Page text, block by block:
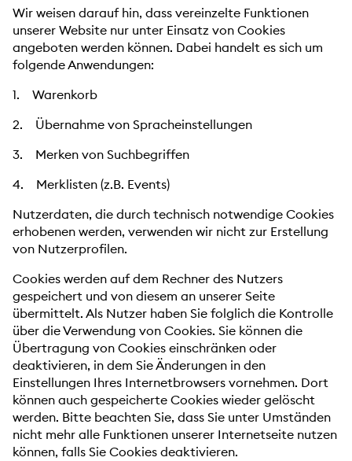
Wir weisen darauf hin, dass vereinzelte Funktionen
unserer Website nur unter Einsatz von Cookies
angeboten werden können. Dabei handelt es sich um
folgende Anwendungen:
1. Warenkorb
2. Übernahme von Spracheinstellungen
3. Merken von Suchbegriffen
4. Merklisten (z.B. Events)
Nutzerdaten, die durch technisch notwendige Cookies
erhobenen werden, verwenden wir nicht zur Erstellung
von Nutzerprofilen.
Cookies werden auf dem Rechner des Nutzers
gespeichert und von diesem an unserer Seite
übermittelt. Als Nutzer haben Sie folglich die Kontrolle
über die Verwendung von Cookies. Sie können die
Übertragung von Cookies einschränken oder
deaktivieren, in dem Sie Änderungen in den
Einstellungen Ihres Internetbrowsers vornehmen. Dort
können auch gespeicherte Cookies wieder gelöscht
werden. Bitte beachten Sie, dass Sie unter Umständen
nicht mehr alle Funktionen unserer Internetseite nutzen
können, falls Sie Cookies deaktivieren.